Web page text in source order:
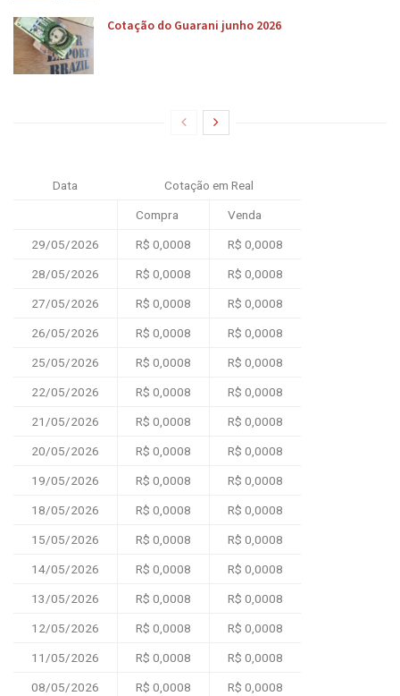
Cotação do Guarani junho 2026
Data Cotação em Real
Compra Venda
29/05/2026 R$ 0,0008 R$ 0,0008
28/05/2026 R$ 0,0008 R$ 0,0008
27/05/2026 R$ 0,0008 R$ 0,0008
26/05/2026 R$ 0,0008 R$ 0,0008
25/05/2026 R$ 0,0008 R$ 0,0008
22/05/2026 R$ 0,0008 R$ 0,0008
21/05/2026 R$ 0,0008 R$ 0,0008
20/05/2026 R$ 0,0008 R$ 0,0008
19/05/2026 R$ 0,0008 R$ 0,0008
18/05/2026 R$ 0,0008 R$ 0,0008
15/05/2026 R$ 0,0008 R$ 0,0008
14/05/2026 R$ 0,0008 R$ 0,0008
13/05/2026 R$ 0,0008 R$ 0,0008
12/05/2026 R$ 0,0008 R$ 0,0008
11/05/2026 R$ 0,0008 R$ 0,0008
08/05/2026 R$ 0,0008 R$ 0,0008